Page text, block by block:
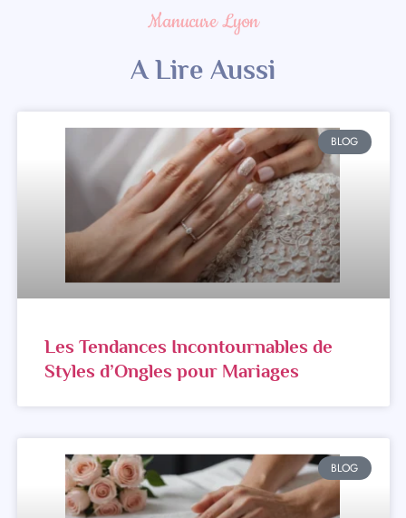
Manucure Lyon
A Lire Aussi
BLOG
Les Tendances Incontournables de
Styles d’Ongles pour Mariages
BLOG